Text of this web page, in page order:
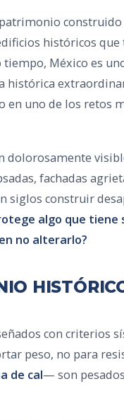
históricos
México es
histórica
uno de los retos
dolorosamente
fachadas
siglos construir
algo que
no alterarlo?
con criterios
peso, no para
de cal— son